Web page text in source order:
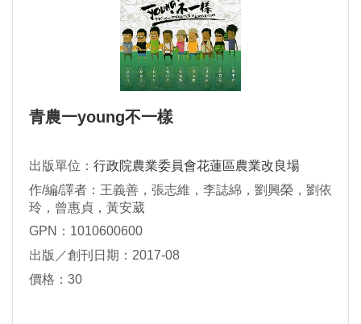
青農一young不一樣
出版單位： 行政院農業委員會花蓮區農業改良場
作/編/譯者：王義善，張志維，李誌綿，劉興榮，劉依
玲，曾惠貞，黃安葳
GPN：1010600600
出版／創刊日期：2017-08
價格：30